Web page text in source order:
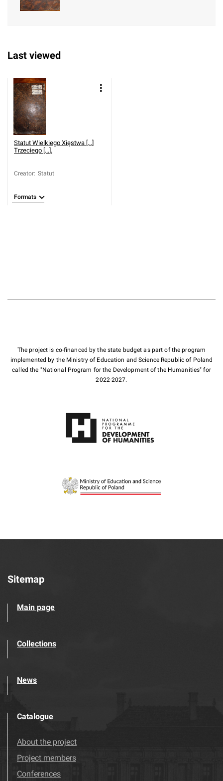
Last viewed
Statut Wielkiego Xięstwa [...]
Trzeciego [...].
Creator: Statut
Formats
The project is co-financed by the state budget as part of the program
implemented by the Ministry of Education and Science Republic of Poland
called the "National Program for the Development of the Humanities" for
2022-2027.
Sitemap
Main page
Collections
News
Catalogue
About the project
Project members
Conferences